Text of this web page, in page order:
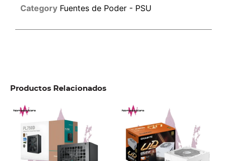
Category Fuentes de Poder - PSU
Productos Relacionados